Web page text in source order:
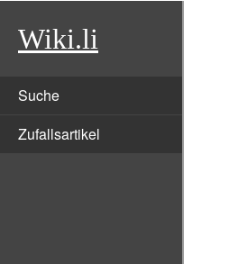
Wiki.li
Suche
Zufallsartikel